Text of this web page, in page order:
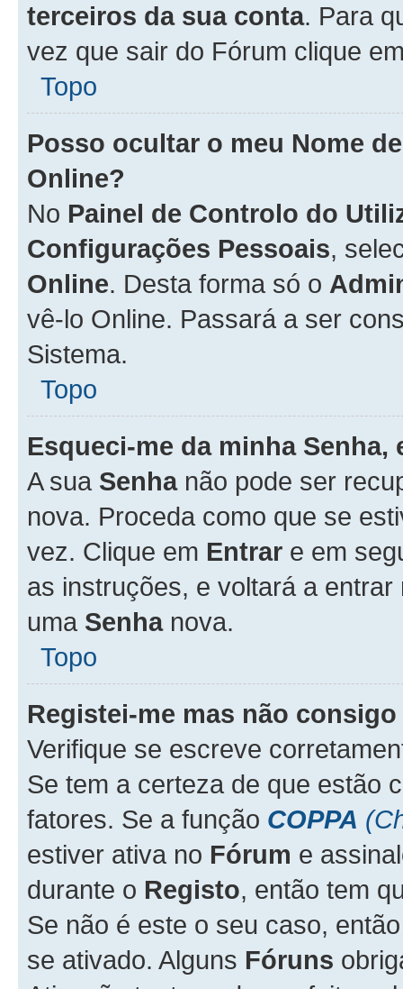
terceiros da sua conta. Para
vez que sair do Fórum clique
Topo
Posso ocultar o meu Nome
Online?
No Painel de Controlo do
Configurações Pessoais,
Online. Desta forma só o
vê-lo Online. Passará a ser
Sistema.
Topo
Esqueci-me da minha Senha,
A sua Senhanão pode ser
nova. Proceda como que se
vez. Clique em Entrar e em
as instruções, e voltará a
uma Senhanova.
Topo
Registei-me mas não
Verifique se escreve
Se tem a certeza de que estão
fatores. Se a função COPPA
estiver ativa no Fórum e
durante o Registo, então tem
Se não é este o seu caso,
se ativado. Alguns Fóruns